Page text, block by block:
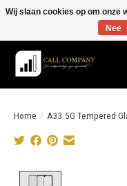
Vóór 19:00 besteld morgen in huis!
Home / A33 5G Tempered
Wij slaan cookies op om onze
Nee